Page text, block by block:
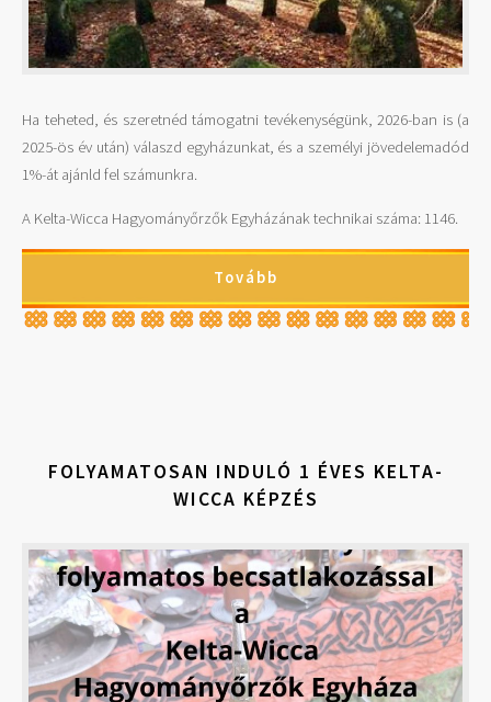
Ha teheted, és szeretnéd támogatni tevékenységünk, 2026-ban is (a
2025-ös év után) válaszd egyházunkat, és a személyi jövedelemadód
1%-át ajánld fel számunkra.
A Kelta-Wicca Hagyományőrzők Egyházának technikai száma: 1146.
Tovább
FOLYAMATOSAN INDULÓ 1 ÉVES KELTA-
WICCA KÉPZÉS